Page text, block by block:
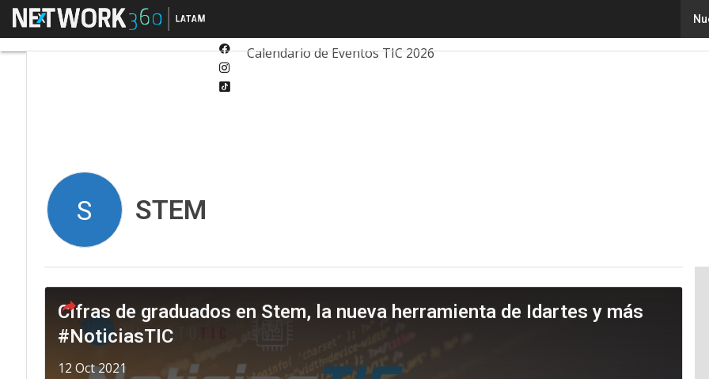
Menú
Facebook
Ciberseguridad
Calendario de Eventos TIC 2026
S STEM
Cifras de graduados en Stem, la nueva herramienta de Idartes y más
#NoticiasTIC
12 Oct 2021